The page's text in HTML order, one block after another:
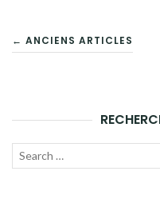
ARTICLES
← ANCIENS ARTICLES
Recherche